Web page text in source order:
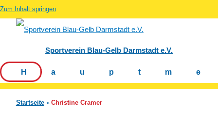
Zum Inhalt springen
Sportverein Blau-Gelb Darmstadt e.V.
Startseite Christine Cramer